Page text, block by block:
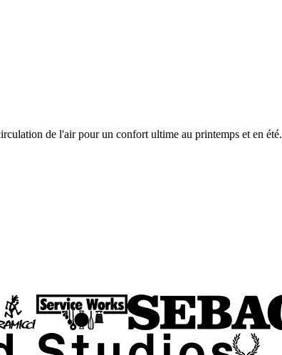
de l'air pour un confort ultime au printemps et en été.